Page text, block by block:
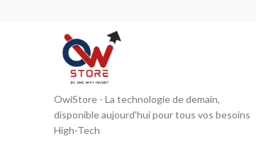
OwiStore - La technologie de demain,
disponible aujourd'hui pour tous vos besoins
High-Tech